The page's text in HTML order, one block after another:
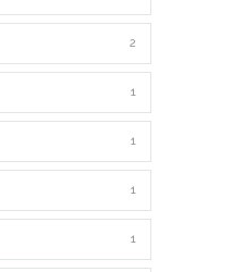
2
1
1
1
1